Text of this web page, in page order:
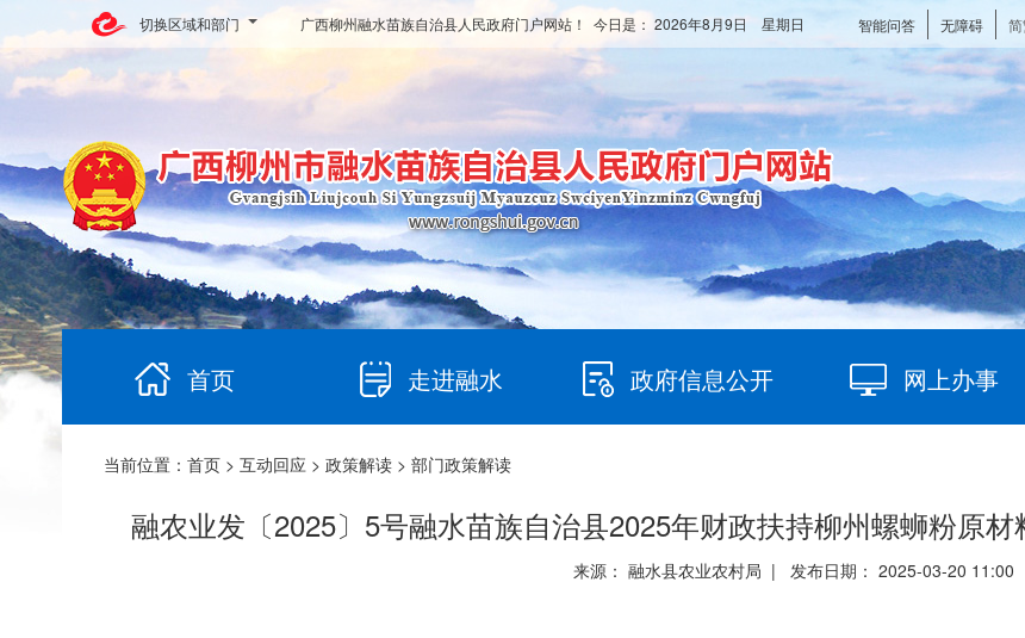
切换区域和部门 智能问答 无障碍
广西柳州融水苗族自治县人民政府门户网站！ 今日是： 2026年8月9日 星期日
首页 走进融水 政府信息公开 网上办事
当前位置： 首页 > 互动回应 > 政策解读 > 部门政策解读
融农业发〔2025〕5号融水苗族自治县2025年财政扶持柳州螺蛳粉原
来源： 融水县农业农村局 | 发布日期： 2025-03-20 11:00